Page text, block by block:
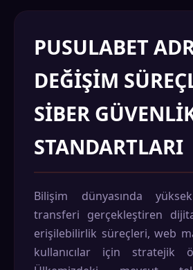
PUSULABET
DEĞIŞIM
SIBER
STANDARTLARI
Bilişim dünyasında
transferi gerçekleştiren
erişilebilirlik süreçleri, web
kullanıcılar için stratejik